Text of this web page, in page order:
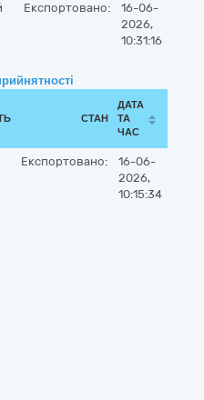
Експортовано:
16-06-
2026,
10:31:16
СТАН
ДАТА
ТА
ЧАС
Експортовано:
16-06-
2026,
10:15:34